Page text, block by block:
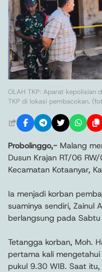
OLAH TKP: Aparat kepolisian
TKP di lokasi pembacokan.
Probolinggo,- Malang
Dusun Krajan RT/06
Kecamatan Kotaanyar,
Ia menjadi korban
suaminya sendiri, Zainul
berlangsung pada
Tetangga korban, Moh.
pertama kali
pukul 9.30 WIB. Saat